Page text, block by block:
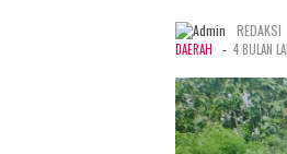
REDAKSI
DAERAH - 4 BULAN